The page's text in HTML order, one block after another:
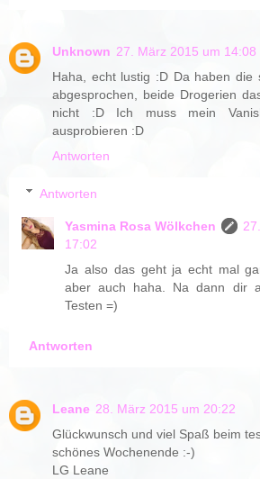
Unknown 27. März 2015 um 14:08
Haha, echt lustig :D Da haben die
abgesprochen, beide Drogerien
nicht :D Ich muss mein
ausprobieren :D
Antworten
Antworten
Yasmina Rosa Wölkchen
17:02
Ja also das geht ja echt mal
aber auch haha. Na dann dir
Testen =)
Antworten
Leane 28. März 2015 um 20:22
Glückwunsch und viel Spaß beim
schönes Wochenende :-)
LG Leane